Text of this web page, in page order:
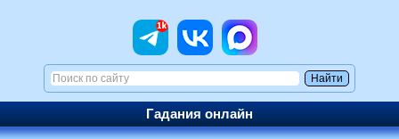
Гадания онлайн